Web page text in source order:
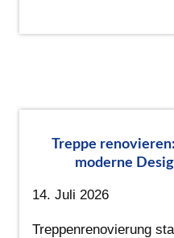
Treppe
moderne
14. Juli 2026
Treppenrenovierung